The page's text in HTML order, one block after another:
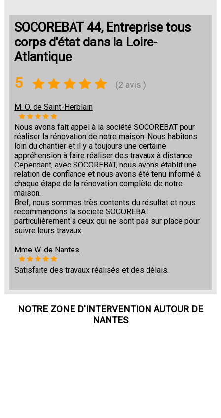
SOCOREBAT 44, Entreprise tous
corps d'état dans la Loire-
Atlantique
5 (2 avis )
M. O. de Saint-Herblain
Nous avons fait appel à la société SOCOREBAT pour
réaliser la rénovation de notre maison. Nous habitons
loin du chantier et il y a toujours une certaine
appréhension à faire réaliser des travaux à distance.
Cependant, avec SOCOREBAT, nous avons établit une
relation de confiance et nous avons été tenu informé à
chaque étape de la rénovation complète de notre
maison.
Bref, nous sommes très contents du résultat et nous
recommandons la société SOCOREBAT
particulièrement à ceux qui ne sont pas sur place pour
suivre leurs travaux.
Mme W. de Nantes
Satisfaite des travaux réalisés et des délais.
NOTRE ZONE D'INTERVENTION AUTOUR DE
NANTES